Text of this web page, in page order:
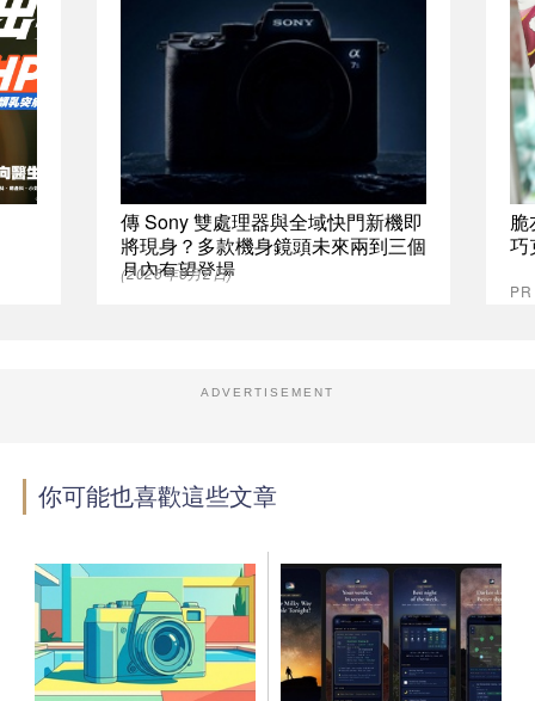
傳 Sony 雙處理器與全域快門新機即
將現身？多款機身鏡頭未來兩到三個
月內有望登場
(2026年6月2日)
脆
巧
ADVERTISEMENT
你可能也喜歡這些文章